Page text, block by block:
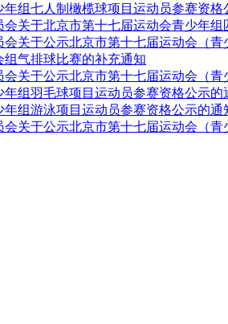
组七人制橄榄球项目运动员参赛资格
关于北京市第十七届运动会青少年组
关于公示北京市第十七届运动会（
气排球比赛的补充通知
关于公示北京市第十七届运动会（
组羽毛球项目运动员参赛资格公示的
组游泳项目运动员参赛资格公示的通
关于公示北京市第十七届运动会（